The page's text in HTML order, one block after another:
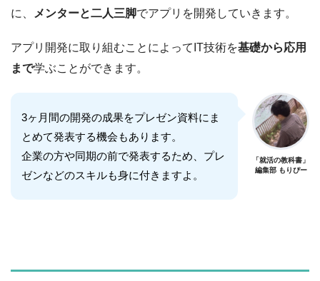
に、
メンターと二人三脚でアプリを開発していきます。
アプリ開発に取り組むことによってIT技術を基礎から応用
まで学ぶことができます。
3ヶ月間の開発の成果をプレゼン資料にま
とめて発表する機会もあります。
企業の方や同期の前で発表するため、プレ
ゼンなどのスキルも身に付きますよ。
「就活の教科書」
編集部 もりぴー